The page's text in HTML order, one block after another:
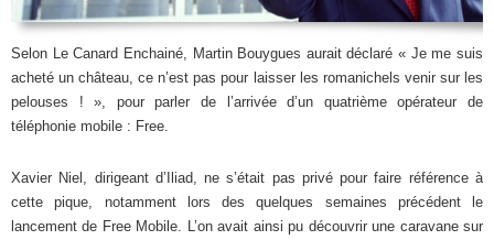
Selon Le Canard Enchainé, Martin Bouygues aurait déclaré « Je me suis
acheté un château, ce n’est pas pour laisser les romanichels venir sur les
pelouses ! », pour parler de l’arrivée d’un quatrième opérateur de
téléphonie mobile : Free.
Xavier Niel, dirigeant d’Iliad, ne s’était pas privé pour faire référence à
cette pique, notamment lors des quelques semaines précédent le
lancement de Free Mobile. L’on avait ainsi pu découvrir une caravane sur